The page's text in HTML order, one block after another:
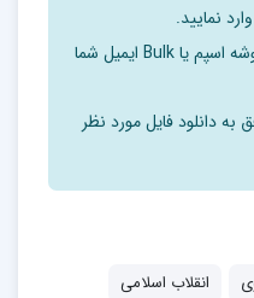
نمایید.
ممکن است ایمیل ارسالی به پوشه اسپم یا Bulk ایمیل شما
دانلود فایل مورد نظر
انقلاب اسلامى